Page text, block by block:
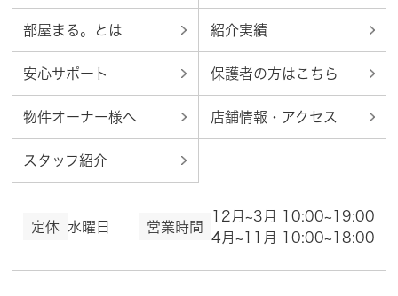
部屋まる。とは 紹介実績
安心サポート 保護者の方はこちら
物件オーナー様へ 店舗情報・アクセス
スタッフ紹介
定休 水曜日 営業時間
12月~3月 10:00~19:00
4月~11月 10:00~18:00